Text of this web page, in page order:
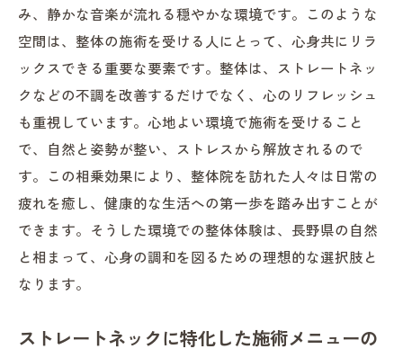
最新の整体技術とその効果の紹介
ストレートネックに効果的な新しいアプロ
ーチ
整体専門家から見る健康的な生活習慣
最新技術がもたらす整体施術の進化
専門家の視点から見るストレートネック改
善のポイント
長野県のあんざい整体院で体験するストレスフ
リーな施術
心理的負担を軽減する整体空間の工夫
み、静かな音楽が流れる穏やかな環境です。このような
空間は、整体の施術を受ける人にとって、心身共にリラ
ックスできる重要な要素です。整体は、ストレートネッ
クなどの不調を改善するだけでなく、心のリフレッシュ
も重視しています。心地よい環境で施術を受けること
で、自然と姿勢が整い、ストレスから解放されるので
す。この相乗効果により、整体院を訪れた人々は日常の
疲れを癒し、健康的な生活への第一歩を踏み出すことが
できます。そうした環境での整体体験は、長野県の自然
と相まって、心身の調和を図るための理想的な選択肢と
なります。
ストレートネックに特化した施術メニューの